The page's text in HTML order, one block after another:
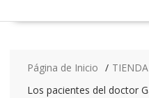
Página de Inicio TIENDA
Los pacientes del doctor